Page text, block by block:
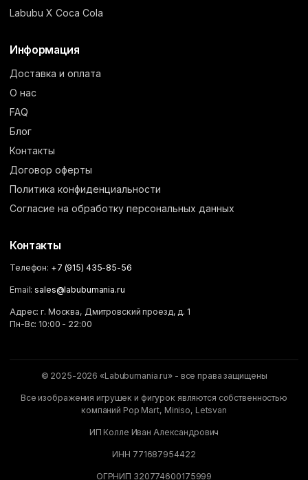
Labubu X Coca Cola
Информация
Доставка и оплата
О нас
FAQ
Блог
Контакты
Договор оферты
Политика конфиденциальности
Согласие на обработку персональных данных
Контакты
Телефон: +7 (915) 435-85-56
Email:sales@labubumania.ru
Адрес: г. Москва, Дмитровский проезд, д. 1
Пн-Вс: 10:00 - 22:00
© 2025-2026 «Labubumania.ru» - все права защищены
Все изображения игрушек и фигурок являются собственностью
компаний Pop Mart, Miniso, Letsvan
ИП Колле Иван Александрович
ИНН 771687954422
ОГРНИП 320774600175999